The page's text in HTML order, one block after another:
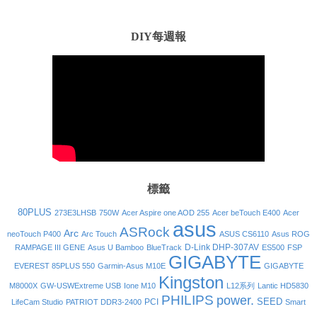
DIY每週報
標籤
80PLUS 273E3LHSB 750W Acer Aspire one AOD 255 Acer beTouch E400 Acer
neoTouch P400 Arc Arc Touch ASRock asus ASUS CS6110 Asus ROG
RAMPAGE III GENE Asus U Bamboo BlueTrack D-Link DHP-307AV ES500 FSP
EVEREST 85PLUS 550 Garmin-Asus M10E GIGABYTE GIGABYTE
M8000X GW-USWExtreme USB Ione M10 Kingston L12系列 Lantic HD5830
LifeCam Studio PATRIOT DDR3-2400 PCI PHILIPS power. SEED Smart